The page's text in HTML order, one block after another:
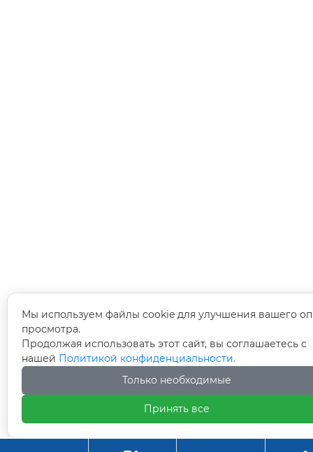
Мы используем файлы cookie для улучшения вашего
просмотра.
Продолжая использовать этот сайт, вы соглашаетесь с
нашей Политикой конфиденциальности.
Только необходимые
Принять все